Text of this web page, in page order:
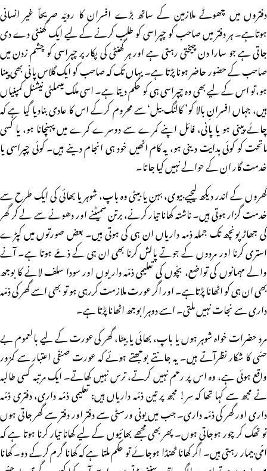
دفتروں میں چھوٹے ملازمین کے ساتھ بڑے افسران کا رویّہ صریحاً غیر انسانی
ہوتاہے۔ ہر دفتر میں صاحب کو چپراسی کو طلب کرنے کے لیے ایک گھنٹی دے دی
جاتی ہے جو سارا دن چیختی رہتی ہے اور ہر گھنٹی کی پکار پر چپراسی کو چشم زدن میں
صاحب کے حضور حاضر ہونا پڑتا ہے۔ یہاں تک کہ صاحب کو ایک گلاس پانی بھی پینا
ہو،تو اس کے لیے بھی وہ چپراسی ہی کو حکم دیتا ہے۔ اسی ملک میںملٹی نیشنل کمپنیاں
ہیں، جہاں افسرانِ بالا کو’ کالنگ بیل‘سے محروم کرکے اس کا عادی بنادیا گیا ہے کہ
چائے پینی ہو یا پانی، فائل اپنے کمرے سے دوسرے کمرے میں پہنچانا ہو، یا کسی
ماتحت کو کوئی ہدایت دینی ہو، یہ کام انھیں خود ہی انجام دینے ہیں۔ کوئی چپراسی یا
خدمت گار ان کے حوالے نہیں کیا جاتا۔
گھروں کے اندر دیکھ لیجیے بیوی، بہن یا بیٹی وہ باپ، شوہر یا بھائی کی ایک طرح سے
خدمت گزار ہوتی ہیں۔ ناشتہ کھانا تیار کرنے، برتن سمیٹنے اور دھونے سے لے کر گھر
کی جھاڑپونچھ تک جملہ ذمہ داریاں ان ہی کی ہوتی ہیں۔ بعض صورتوں میں کپڑے
استری کرنا اور مردوں کے جوتے پالش کرنا بھی ان ہی کے ذمّے ہوتا ہے۔ آنے
والے مہمانوں کی تواضع، بچّوں کی تعلیمی ذمّہ داریوں اور سودا سلف لانے کا بوجھ
بھی ان ہی کو اٹھانا پڑتاہے۔ اور اگر عورت ملازمت کررہی ہو تو بھی اسے گھر کی ذمّہ
داری سے نجات نہیں ملتی۔ اسے دوہرا بوجھ اٹھانا پڑتا ہے۔
مرد حضرات خواہ شوہر ہوں یا باپ، بھائی یا بیٹا، گھر کی عورت کے لیے بالعموم بے
حسّی کا شکار نظرآتے ہیں۔ یہ جانتے بوجھتے ہوئے کہ عورت صنفی اعتبار سے کمزور
واقع ہوئی ہے، وہ اس پر رحم نہیں کرتے، ترس نہیں کھاتے۔ ایک مرتبہ کسی طالبہ
نے مجھ سے کہا تھا کہ سر! مجھ پر تین ذمّہ داریاں ہیں: تعلیمی ذمّہ داری، دفتری ذمّہ
داری اور گھر کی ذمّہ داری۔ جب میں یونی ورسٹی سے دفتر اور دفتر سے گھر جاتی ہوں
تو تھک کر چور ہوجاتی ہوں۔ پھر بھی مجھے بھائیوں کے لیے کھانا تیار کرنا ہوتا ہے کہ
امّی بیمار رہتی ہیں۔ اگر کھانا ٹھنڈا ہوجائے تو حکم ملتا ہے کہ کھانا گرم کرکے دو۔ کھانا